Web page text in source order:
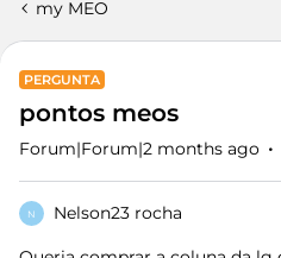
my MEO
PERGUNTA
pontos meos
Forum|Forum|2 months ago
N Nelson23 rocha